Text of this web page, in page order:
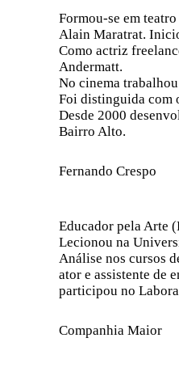
Formou-se em
Alain Maratrat.
Como actriz
Andermatt.
No cinema
Foi distinguida com
Desde 2000
Bairro Alto.
Fernando Crespo
Educador pela Arte
Lecionou na
Análise nos cursos
ator e assistente de
participou no
Companhia Maior